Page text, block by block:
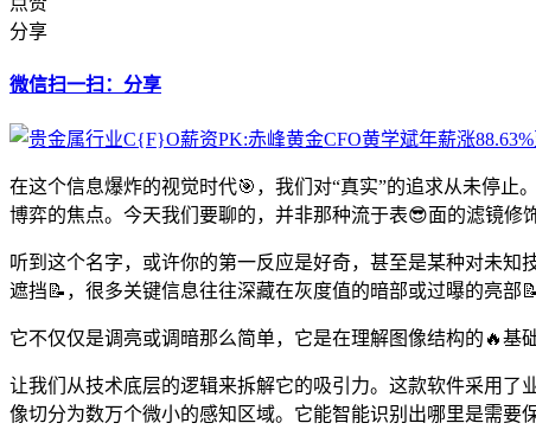
分享
微信扫一扫：分享
在这个信息爆炸的视觉时代🎯，我们对“真实”的追求从未停止
博弈的焦点。今天我们要聊的，并非那种流于表😎面的滤镜
听到这个名字，或许你的第一反应是好奇，甚至是某种对未知
遮挡📝，很多关键信息往往深藏在灰度值的暗部或过曝的亮部
它不仅仅是调亮或调暗那么简单，它是在理解图像结构的🔥基
让我们从技术底层的逻辑来拆解它的吸引力。这款软件采用了
像切分为数万个微小的感知区域。它能智能识别出哪里是需要